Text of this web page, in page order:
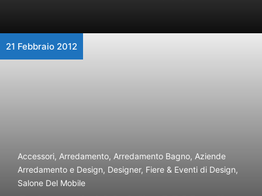
21 Febbraio 2012
Accessori, Arredamento, Arredamento Bagno, Aziende
Arredamento e Design, Designer, Fiere & Eventi di Design,
Salone Del Mobile